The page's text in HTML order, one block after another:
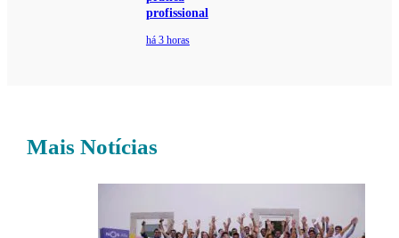
profissional
há 3 horas
Mais Notícias